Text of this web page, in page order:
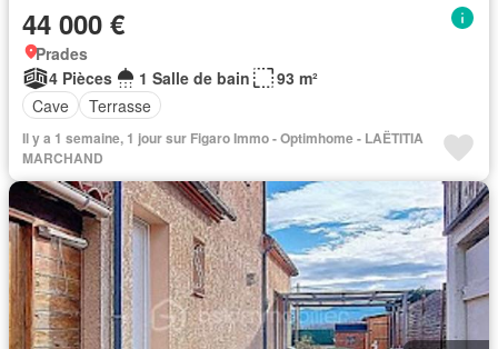
44 000 €
Prades
4 Pièces
1 Salle de bain
93 m²
Cave
Terrasse
Il y a 1 semaine, 1 jour sur Figaro Immo - Optimhome - LAËTITIA
MARCHAND